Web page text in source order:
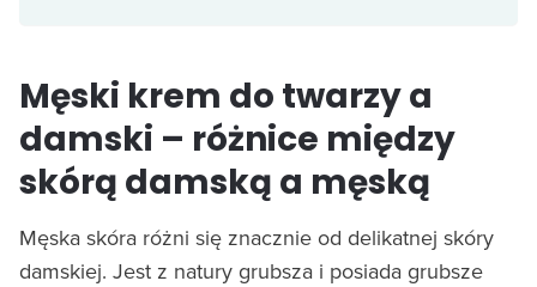
Męski krem do twarzy a
damski – różnice między
skórą damską a męską
Męska skóra różni się znacznie od delikatnej skóry
damskiej. Jest z natury grubsza i posiada grubsze